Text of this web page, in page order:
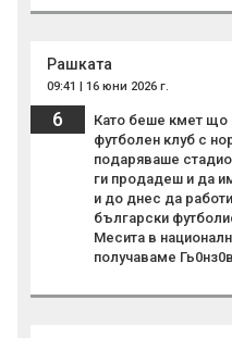
Рашката
09:41 | 16 юни 2026 г.
6
Като беше кмет що
футболен клуб с
подаряваше
ги продадеш и да
и до днес да
български
Месита в
получаваме